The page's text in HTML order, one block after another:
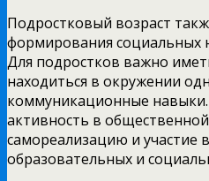
Подростковый возраст
формирования социальных
Для подростков важно
находиться в окружении
коммуникационные
активность в
самореализацию и участие
образовательных и